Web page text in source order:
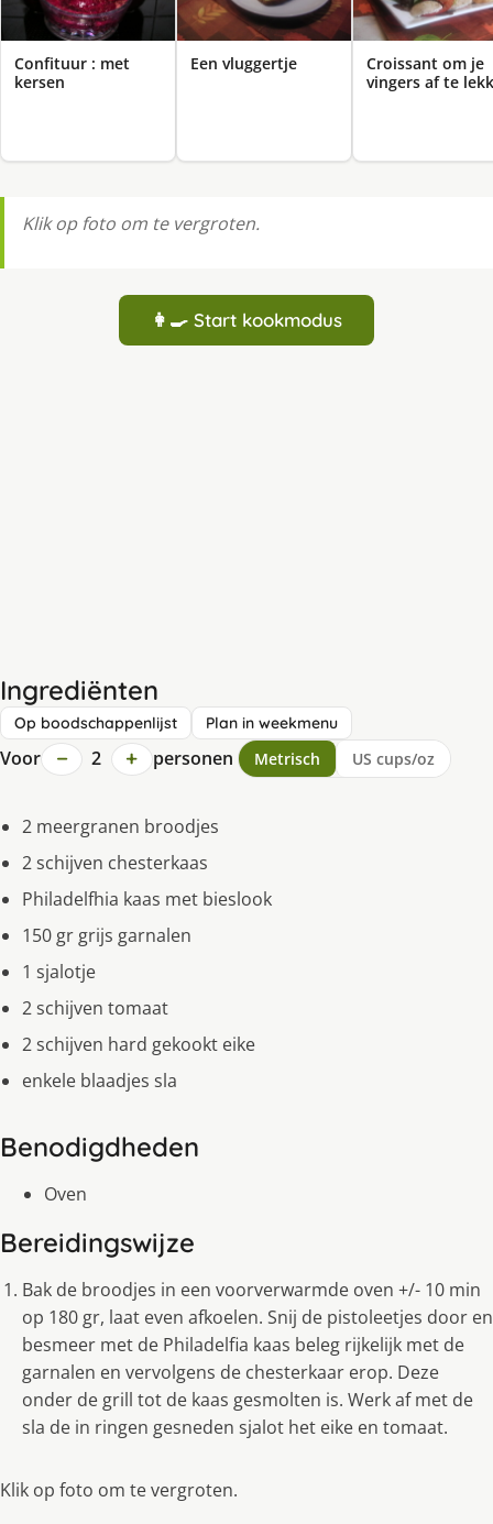
Confituur : met
kersen
Een vluggertje
Croissant om je
vingers af te
Klik op foto om te vergroten.
👩‍🍳 Start kookmodus
Ingrediënten
Op boodschappenlijst Plan in weekmenu
Voor − 2 + personen Metrisch US cups/oz
2 meergranen broodjes
2 schijven chesterkaas
Philadelfhia kaas met bieslook
150 gr grijs garnalen
1 sjalotje
2 schijven tomaat
2 schijven hard gekookt eike
enkele blaadjes sla
Benodigdheden
Oven
Bereidingswijze
Bak de broodjes in een voorverwarmde oven +/- 10 min
op 180 gr, laat even afkoelen. Snij de pistoleetjes door en
besmeer met de Philadelfia kaas beleg rijkelijk met de
garnalen en vervolgens de chesterkaar erop. Deze
onder de grill tot de kaas gesmolten is. Werk af met de
sla de in ringen gesneden sjalot het eike en tomaat.
Klik op foto om te vergroten.